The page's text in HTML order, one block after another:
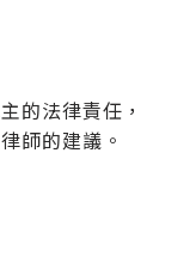
的法律責任，
師的建議。